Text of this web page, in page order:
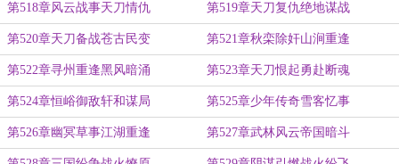
第518章风云战事天刀情仇 第519章天刀复仇绝地谋战
第520章天刀备战苍古民变 第521章秋栾除奸山涧重逢
第522章寻州重逢黑风暗涌 第523章天刀恨起勇赴断魂
第524章恒峪御敌轩和谋局 第525章少年传奇雪客忆事
第526章幽冥草事江湖重逢 第527章武林风云帝国暗斗